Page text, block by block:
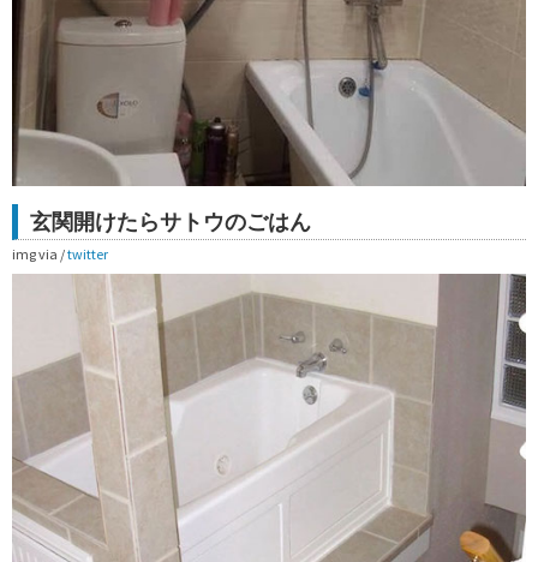
玄関開けたらサトウのごはん
img via /twitter